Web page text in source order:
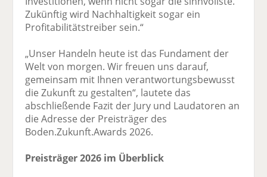
Zukünftig wird Nachhaltigkeit sogar ein
Profitabilitätstreiber sein.“
„Unser Handeln heute ist das Fundament der
Welt von morgen. Wir freuen uns darauf,
gemeinsam mit Ihnen verantwortungsbewusst
die Zukunft zu gestalten“, lautete das
abschließende Fazit der Jury und Laudatoren an
die Adresse der Preisträger des
Boden.Zukunft.Awards 2026.
Preisträger 2026 im Überblick